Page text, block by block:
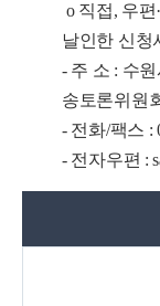
o 직접, 우
날인한 신청
- 주 소 : 수
송토론위원
- 전화/팩스 :
- 전자우편 :